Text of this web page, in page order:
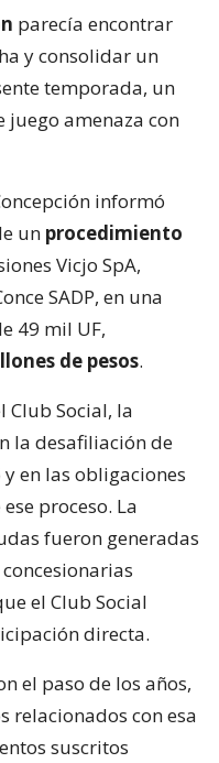
parecía encontrar
y consolidar un
temporada, un
amenaza con
informó
un procedimiento
Vicjo SpA,
SADP, en una
49 mil UF,
de pesos.
Club Social, la
la desafiliación de
en las obligaciones
proceso. La
fueron generadas
el Club Social
directa.
el paso de los años,
relacionados con esa
suscritos